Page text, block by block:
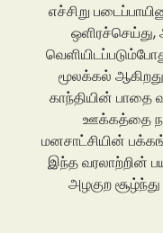
எச்சிறு
ஒளிரச்செய்து,
மூலக்கல்
காந்தியின் பாதை
ஊக்கத்தை
மனசாட்சியின்
இந்த வரலாற்றின்
அழகுற